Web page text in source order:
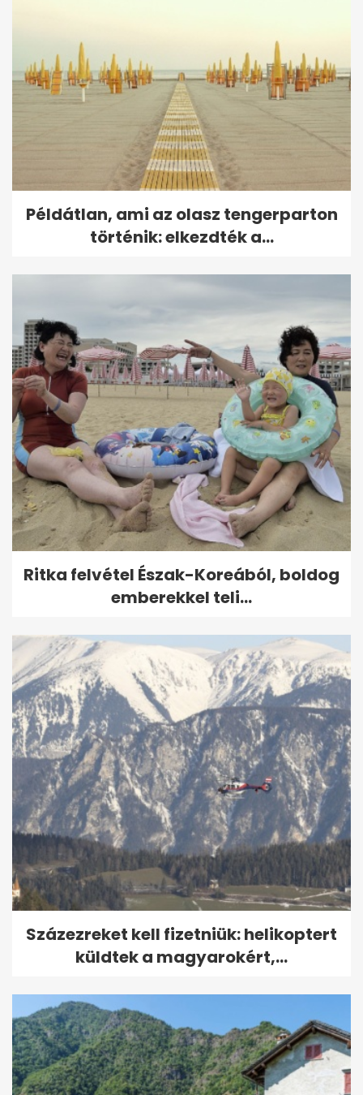
Példátlan, ami az olasz tengerparton
történik: elkezdték a...
Ritka felvétel Észak-Koreából, boldog
emberekkel teli...
Százezreket kell fizetniük: helikoptert
küldtek a magyarokért,...